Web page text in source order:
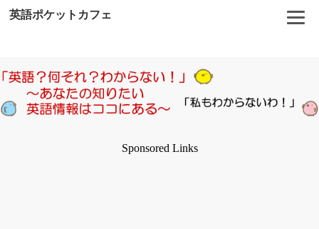
英語ポケットカフェ
Sponsored Links